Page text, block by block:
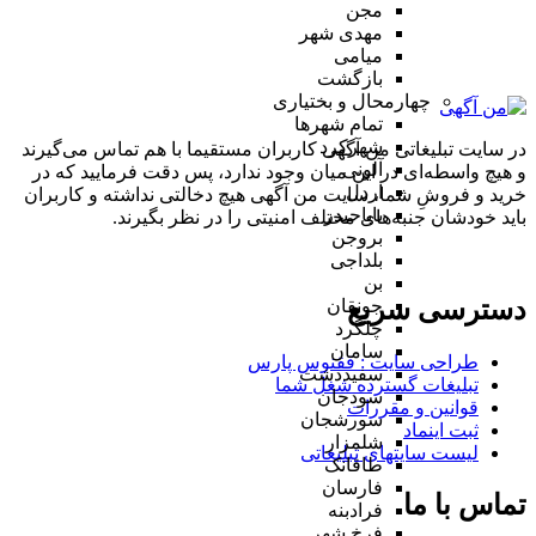
مجن
مهدی شهر
میامی
بازگشت
چهارمحال و بختیاری
تمام شهر‌ها
شهرکرد
آلونی
اردل
باباحیدر
بروجن
بلداجی
بن
جونقان
چلگرد
سامان
سفیددشت
سودجان
سورشجان
شلمزار
طاقانک
فارسان
فرادبنه
در سایت تبلیغاتی من آگهی کاربران مستقیما با هم تماس می‌گیرند
و هیچ واسطه‌ای در این میان وجود ندارد، پس دقت فرمایید که در
خرید و فروشِ شما، سایت من آگهی هیچ دخالتی نداشته و کاربران
باید خودشان جنبه‌های مختلف امنیتی را در نظر بگیرند.
دسترسی سریع
طراحی سایت :‌ ققنوس پارس
تبلیغات گسترده شغل شما
قوانین و مقررات
ثبت اینماد
لیست سایتهای تبلیغاتی
تماس با ما